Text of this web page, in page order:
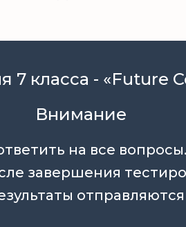
7 класса - «Future
Внимание
на все вопросы.
завершения